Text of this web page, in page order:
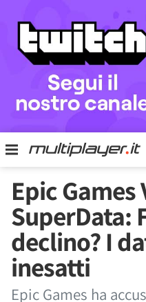
Epic Games
SuperData:
declino? I
inesatti
Epic Games ha